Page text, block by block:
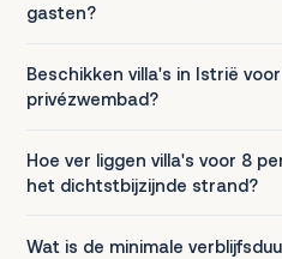
gasten?
Beschikken villa's in Istrië
privézwembad?
Hoe ver liggen villa's voor 8
het dichtstbijzijnde strand?
Wat is de minimale